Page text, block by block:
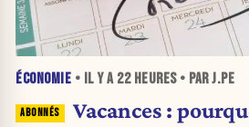
ÉCONOMIE • IL Y A 22 HEURES• PAR J.PE
Vacances :